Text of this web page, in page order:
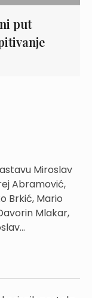
put
Miroslav
Abramović,
Brkić, Mario
Mlakar,